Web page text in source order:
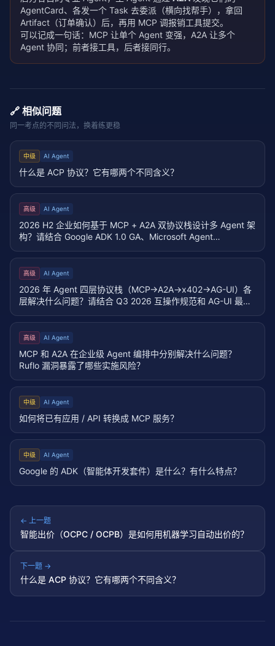
AgentCard、各发一个 Task 去委派（横向找帮手），拿回
Artifact（订单确认）后，再用 MCP 调报销工具提交。
可以记成一句话：MCP 让单个 Agent 变强，A2A 让多个
Agent 协同；前者接工具，后者接同行。
🔗 相似问题
同一考点的不同问法，换着练更稳
中级 AI Agent
什么是 ACP 协议？它有哪两个不同含义？
高级 AI Agent
2026 H2 企业如何基于 MCP + A2A 双协议栈设计多 Agent 架
构？请结合 Google ADK 1.0 GA、Microsoft Agent
高级 AI Agent
2026 年 Agent 四层协议栈（MCP→A2A→x402→AG-UI）各
层解决什么问题？请结合 Q3 2026 互操作规范和 AG-UI 最新
高级 AI Agent
MCP 和 A2A 在企业级 Agent 编排中分别解决什么问题？
Ruflo 漏洞暴露了哪些实施风险？
中级 AI Agent
如何将已有应用 / API 转换成 MCP 服务？
中级 AI Agent
Google 的 ADK（智能体开发套件）是什么？有什么特点？
← 上一题
智能出价（OCPC / OCPB）是如何用机器学习自动出价的？
下一题 →
什么是 ACP 协议？它有哪两个不同含义？